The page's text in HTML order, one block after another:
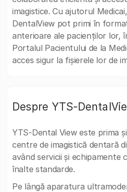
imagistice. Cu ajutorul
DentalView pot primi în
anterioare ale pacienților lor,
Portalul Pacientului de la
acces sigur la fișierele lor de
Despre YTS-
YTS-Dental View este prima
centre de imagistică dentară
având servicii şi echipamente
înalte standarde.
Pe lângă aparatura